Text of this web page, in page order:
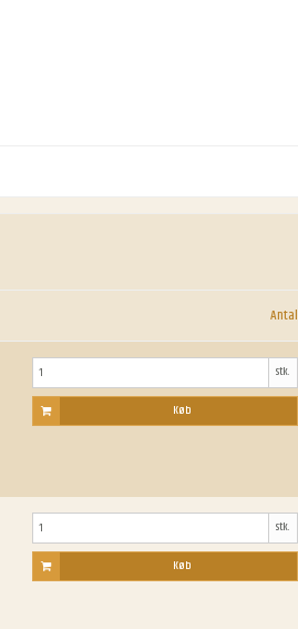
Antal
stk.
Køb
stk.
Køb